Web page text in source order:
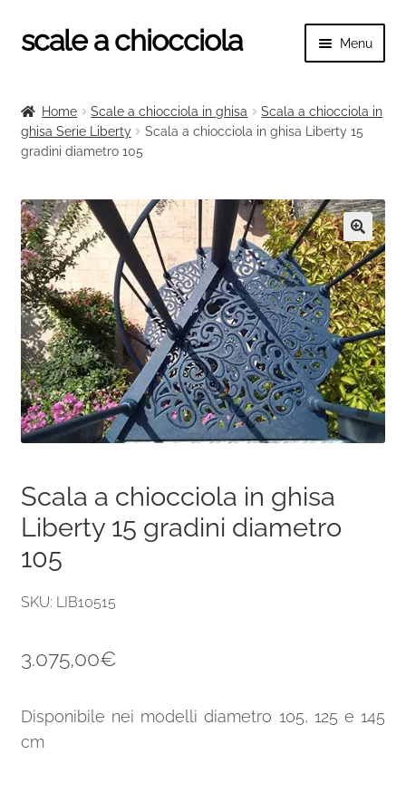
Vai
alla
Vai
al
scale a chiocciola Menu
il
menu
Tutte le scale
child
il
menu
child
Ringhiere e balaustre
il
menu
child
Home Scale a chiocciola in ghisa
Scala a chiocciola in
ghisa Serie Liberty
Scala a chiocciola in ghisa Liberty 15
gradini diametro 105
🔍
Scala a chiocciola in ghisa
Liberty 15 gradini diametro
105
SKU: LIB10515
3.075,00€
Disponibile nei modelli diametro 105, 125 e 145
cm